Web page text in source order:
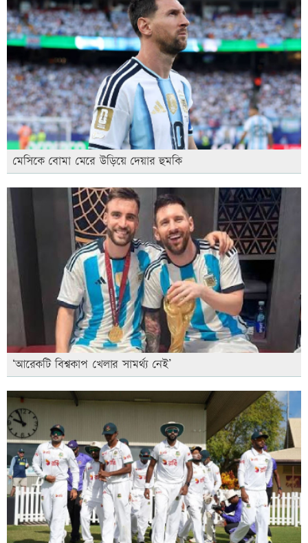
মেসিকে বোমা মেরে উড়িয়ে দেয়ার হুমকি
‘আরেকটি বিশ্বকাপ খেলার সামর্থ্য নেই’